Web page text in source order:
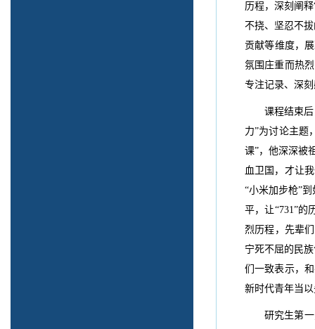
历程，深刻阐
不挠、坚忍不
贡献等维度，
氛围庄重而热
专注记录、深
课程结束
力”为讨论主题
课”，他深深被
血卫国，才让
“小米加步枪”
平，让“731”的
烈历程，先辈
宁死不屈的民
们一致表示，
新时代青年当
研究生第